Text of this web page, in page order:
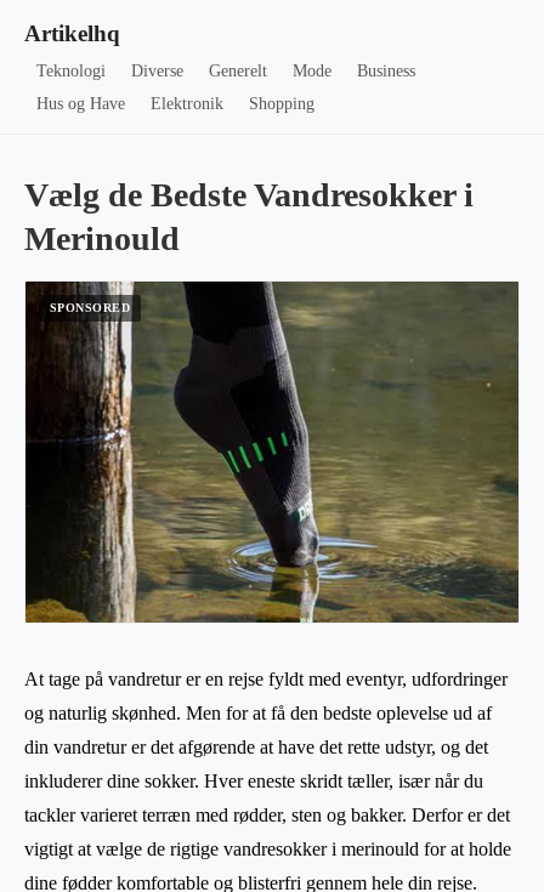
Artikelhq
Teknologi Diverse Generelt Mode
Business
Hus og Have
Elektronik Shopping
Vælg de Bedste Vandresokker i
Merinould
At tage på vandretur er en rejse fyldt med eventyr, udfordringer
og naturlig skønhed. Men for at få den bedste oplevelse ud af
din vandretur er det afgørende at have det rette udstyr, og det
inkluderer dine sokker. Hver eneste skridt tæller, især når du
tackler varieret terræn med rødder, sten og bakker. Derfor er det
vigtigt at vælge de rigtige vandresokker i merinould for at holde
dine fødder komfortable og blisterfri gennem hele din rejse.